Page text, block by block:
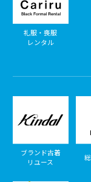
礼服・喪服
レンタル
ブランド古着
リユース